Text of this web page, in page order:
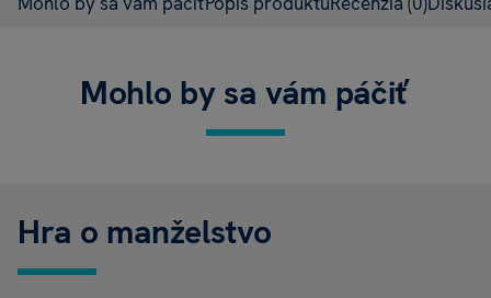
Mohlo by sa vám páčiť
Hra o manželstvo